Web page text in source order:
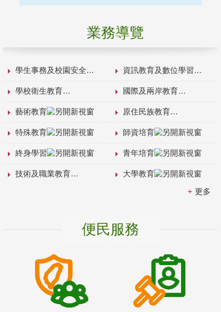
業務導覽
學生事務及校園安全 資訊教育及數位學習
學校衛生教育 國際及兩岸教育
藝術教育 原住民族教育
特殊教育 師資培育
終身學習 青年培育
技術及職業教育 大學教育
更多
便民服務